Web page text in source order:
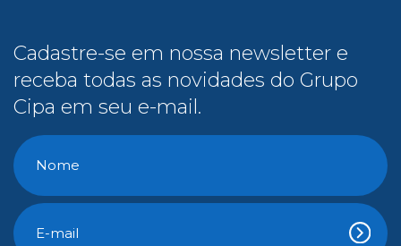
Cadastre-se em nossa newsletter e
receba todas as novidades do Grupo
Cipa em seu e-mail.